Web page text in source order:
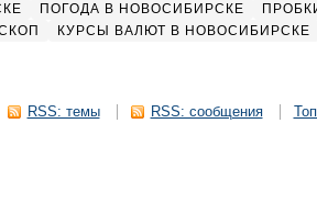
ПОГОДА В НОВОСИБИРСКЕ
КУРСЫ ВАЛЮТ В НОВОСИБИРСКЕ
RSS: темы RSS: сообщения